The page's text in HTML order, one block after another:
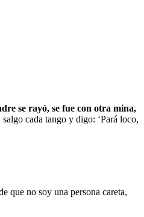
se rayó, se fue con otra mina,
cada tango y digo: ‘Pará loco,
que no soy una persona careta,